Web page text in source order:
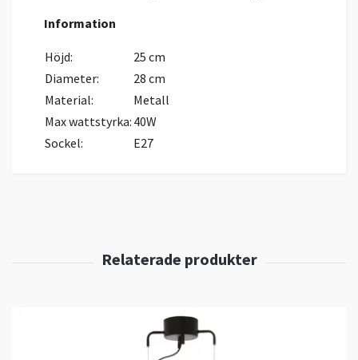
Information
Höjd:
25 cm
Diameter:
28 cm
Material:
Metall
Max wattstyrka: 40W
Sockel:
E27